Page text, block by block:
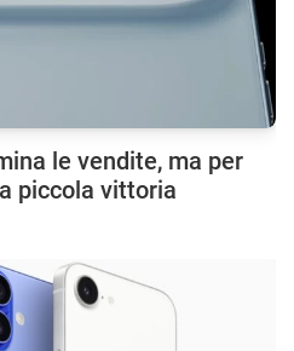
le vendite, ma per
piccola vittoria